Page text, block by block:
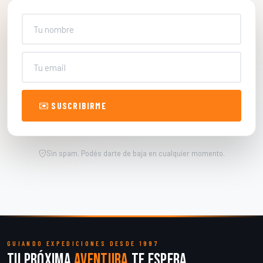
SUSCRIBIRME
Sin spam. Podés darte de baja en cualquier momento.
GUIANDO EXPEDICIONES DESDE 1997